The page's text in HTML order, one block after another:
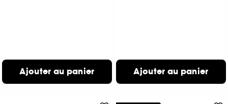
Ajouter au panier Ajouter au panier